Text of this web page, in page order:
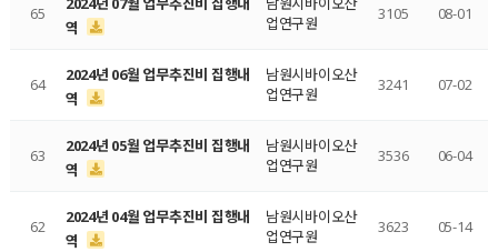
65
역
업연구원
3105 08-01
64
2024년 06월 업무추진비 집행내
역
남원시바이오산
업연구원
3241 07-02
63
2024년 05월 업무추진비 집행내
역
남원시바이오산
업연구원
3536 06-04
62
2024년 04월 업무추진비 집행내
역
남원시바이오산
업연구원
3623 05-14